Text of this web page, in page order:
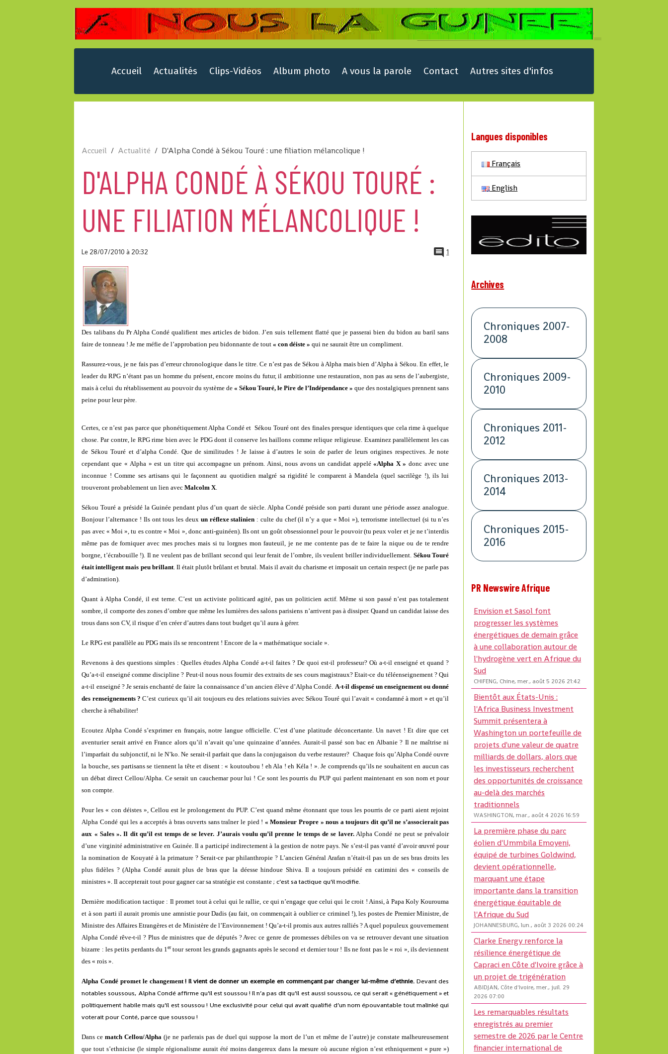
Accueil Actualités Clips-Vidéos Album photo A vous la parole Contact Autres sites d'infos
Accueil Actualité D'Alpha Condé à Sékou Touré : une filiation mélancolique !
D'ALPHA CONDÉ À SÉKOU TOURÉ :
UNE FILIATION MÉLANCOLIQUE !
Le 28/07/2010à 20:32 1
Des talibans du Pr Alpha Condé qualifient mes articles de bidon. J’en suis tellement flatté que je passerai bien du bidon au baril sans
faire de tonneau ! Je me méfie de l’approbation peu bidonnante de tout« con déiste » qui ne saurait être un compliment.
Rassurez-vous, je ne fais pas d’erreur chronologique dans le titre. Ce n’est pas de Sékou à Alpha mais bien d’Alpha à Sékou. En effet, le
leader du RPG n’étant pas un homme du présent, encore moins du futur, il ambitionne une restauration, non pas au sens de l’aubergiste,
mais à celui du rétablissement au pouvoir du système de « Sékou Touré, le Pire de l’Indépendance »que des nostalgiques prennent sans
peine pour leur père.
Certes, ce n’est pas parce que phonétiquement Alpha Condé et Sékou Touré ont des finales presque identiques que cela rime à quelque
chose. Par contre, le RPG rime bien avec le PDG dont il conserve les haillons comme relique religieuse. Examinez parallèlement les cas
de Sékou Touré et d’alpha Condé. Que de similitudes ! Je laisse à d’autres le soin de parler de leurs origines respectives. Je note
cependant que « Alpha » est un titre qui accompagne un prénom. Ainsi, nous avons un candidat appelé«Alpha X » donc avec une
inconnue ! Comme ses artisans qui le façonnent au quotidien malgré sa rigidité le comparent à Mandela (quel sacrilège !), ils lui
trouveront probablement un lien avecMalcolm X.
Sékou Touré a présidé la Guinée pendant plus d’un quart de siècle. Alpha Condé préside son parti durant une période assez analogue.
Bonjour l’alternance ! Ils ont tous les deux un réflexe stalinien : culte du chef (il n’y a que « Moi »), terrorisme intellectuel (si tu n’es
pas avec « Moi », tu es contre « Moi », donc anti-guinéen). Ils ont un goût obsessionnel pour le pouvoir (tu peux voler et je ne t’interdis
même pas de forniquer avec mes proches mais si tu lorgnes mon fauteuil, je ne me contente pas de te faire la nique ou de te rendre
borgne, t’écrabouille !). Il ne veulent pas de brillant second qui leur ferait de l’ombre, ils veulent briller individuellement. Sékou Touré
était intelligent mais peu brillant. Il était plutôt brûlant et brutal. Mais il avait du charisme et imposait un certain respect (je ne parle pas
d’admiration).
Quant à Alpha Condé, il est terne. C’est un activiste politicard agité, pas un politicien actif. Même si son passé n’est pas totalement
sombre, il comporte des zones d’ombre que même les lumières des salons parisiens n’arrivent pas à dissiper. Quand un candidat laisse des
trous dans son CV, il risque d’en créer d’autres dans tout budget qu’il aura à gérer.
Le RPG est parallèle au PDG mais ils se rencontrent ! Encore de la « mathématique sociale ».
Revenons à des questions simples : Quelles études Alpha Condé a-t-il faites ? De quoi est-il professeur? Où a-t-il enseigné et quand ?
Qu’a-t-il enseigné comme discipline ? Peut-il nous nous fournir des extraits de ses cours magistraux? Etait-ce du téléenseignement ? Qui
a-t-il enseigné ? Je serais enchanté de faire la connaissance d’un ancien élève d’Alpha Condé. A-t-il dispensé un enseignement ou donné
des renseignements ? C’est curieux qu’il ait toujours eu des relations suivies avec Sékou Touré qui l’avait « condamné à mort » et qu’il
cherche à réhabiliter!
Ecoutez Alpha Condé s’exprimer en français, notre langue officielle. C’est d’une platitude déconcertante. Un navet ! Et dire que cet
aventurier serait arrivé en France alors qu’il n’avait qu’une quinzaine d’années. Aurait-il passé son bac en Albanie ? Il ne maîtrise ni
l’imparfait du subjonctif, ni le N’ko. Ne serait-il parfait que dans la conjugaison du verbe restaurer? Chaque fois qu’Alpha Condé ouvre
la bouche, ses partisans se tiennent la tête et disent : « koutoubou ! eh Ala ! eh Kéla ! ». Je comprends qu’ils ne souhaitent en aucun cas
un débat direct Cellou/Alpha. Ce serait un cauchemar pour lui ! Ce sont les pourris du PUP qui parlent maintenant en son nom et pour
son compte.
Pour les « con déistes », Cellou est le prolongement du PUP. C’est quand même étonnant que tous les pourris de ce parti aient rejoint
Alpha Condé qui les a acceptés à bras ouverts sans traîner le pied ! « Monsieur Propre » nous a toujours dit qu’il ne s’associerait pas
aux « Sales ». Il dit qu’il est temps de se lever. J’aurais voulu qu’il prenne le temps de se laver.Alpha Condé ne peut se prévaloir
d’une virginité administrative en Guinée. Il a participé indirectement à la gestion de notre pays. Ne s’est-il pas vanté d’avoir œuvré pour
la nomination de Kouyaté à la primature ? Serait-ce par philanthropie ? L’ancien Général Arafan n’était-il pas un de ses bras droits les
plus fidèles ? (Alpha Condé aurait plus de bras que la déesse hindoue Shiva. Il a toujours présidé en catimini des « conseils de
ministres ». Il accepterait tout pour gagner car sa stratégie est constante; c’est sa tactique qu’il modifie.
Dernière modification tactique : Il promet tout à celui qui le rallie, ce qui n’engage que celui qui le croit ! Ainsi, à Papa Koly Kourouma
et à son parti il aurait promis une amnistie pour Dadis (au fait, on commençait à oublier ce criminel !), les postes de Premier Ministre, de
Ministre des Affaires Etrangères et de Ministère de l’Environnement ! Qu’a-t-il promis aux autres ralliés ? A quel populeux gouvernement
Alpha Condé rêve-t-il ? Plus de ministres que de députés ? Avec ce genre de promesses débiles on va se retrouver devant une situation
bizarre : les petits perdants du 1ertour seront les grands gagnants après le second et dernier tour ! Ils ne font pas le « roi », ils deviennent
des « rois ».
Alpha Condé promet le changement ! Il vient de donner un exemple en commençant par changer lui-même d’ethnie. Devant des
notables soussous, Alpha Condé affirme qu’il est soussou ! Il n’a pas dit qu’il est aussi soussou, ce qui serait « génétiquement » et
politiquement habile mais qu’il est soussou ! Une exclusivité pour celui qui avait qualifié d’un nom épouvantable tout malinké qui
voterait pour Conté, parce que soussou !
Dans cematch Cellou/Alpha (je ne parlerais pas de duel qui suppose la mort de l’un et même de l’autre) je constate malheureusement
que tout s’ethnicise (le simple régionalisme aurait été moins dangereux dans la mesure où aucune région n’est ethniquement « pure »)
Langues disponibles
Français
English
Archives
Chroniques 2007-
2008
Chroniques 2009-
2010
Chroniques 2011-
2012
Chroniques 2013-
2014
Chroniques 2015-
2016
PR Newswire Afrique
Envision et Sasol font
progresser les systèmes
énergétiques de demain grâce
à une collaboration autour de
l'hydrogène vert en Afrique du
Sud
CHIFENG, Chine, mer., août 5 2026 21:42
Bientôt aux États-Unis :
l'Africa Business Investment
Summit présentera à
Washington un portefeuille de
projets d'une valeur de quatre
milliards de dollars, alors que
les investisseurs recherchent
des opportunités de croissance
au-delà des marchés
traditionnels
WASHINGTON, mar., août 4 2026 16:59
La première phase du parc
éolien d'Ummbila Emoyeni,
équipé de turbines Goldwind,
devient opérationnelle,
marquant une étape
importante dans la transition
énergétique équitable de
l'Afrique du Sud
JOHANNESBURG, lun., août 3 2026 00:24
Clarke Energy renforce la
résilience énergétique de
Capraci en Côte d'Ivoire grâce à
un projet de trigénération
ABIDJAN, Côte d'Ivoire, mer., juil. 29
2026 07:00
Les remarquables résultats
enregistrés au premier
semestre de 2026 par le Centre
financier international de